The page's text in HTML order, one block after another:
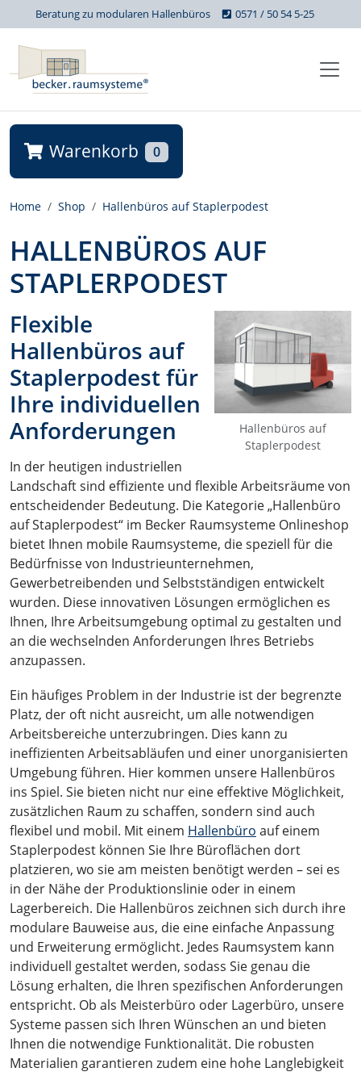
Beratung zu modularen Hallenbüros 0571 / 50 54 5-25
Warenkorb 0
Home Shop Hallenbüros auf Staplerpodest
HALLENBÜROS AUF
STAPLERPODEST
Hallenbüros auf
Staplerpodest
Flexible
Hallenbüros auf
Staplerpodest für
Ihre individuellen
Anforderungen
In der heutigen industriellen
Landschaft sind effiziente und flexible Arbeitsräume von
entscheidender Bedeutung. Die Kategorie „Hallenbüro
auf Staplerpodest“ im Becker Raumsysteme Onlineshop
bietet Ihnen mobile Raumsysteme, die speziell für die
Bedürfnisse von Industrieunternehmen,
Gewerbetreibenden und Selbstständigen entwickelt
wurden. Diese innovativen Lösungen ermöglichen es
Ihnen, Ihre Arbeitsumgebung optimal zu gestalten und
an die wechselnden Anforderungen Ihres Betriebs
anzupassen.
Ein häufiges Problem in der Industrie ist der begrenzte
Platz, der oft nicht ausreicht, um alle notwendigen
Arbeitsbereiche unterzubringen. Dies kann zu
ineffizienten Arbeitsabläufen und einer unorganisierten
Umgebung führen. Hier kommen unsere Hallenbüros
ins Spiel. Sie bieten nicht nur eine effektive Möglichkeit,
zusätzlichen Raum zu schaffen, sondern sind auch
flexibel und mobil. Mit einem Hallenbüro auf einem
Staplerpodest können Sie Ihre Büroflächen dort
platzieren, wo sie am meisten benötigt werden – sei es
in der Nähe der Produktionslinie oder in einem
Lagerbereich. Die Hallenbüros zeichnen sich durch ihre
modulare Bauweise aus, die eine einfache Anpassung
und Erweiterung ermöglicht. Jedes Raumsystem kann
individuell gestaltet werden, sodass Sie genau die
Lösung erhalten, die Ihren spezifischen Anforderungen
entspricht. Ob als Meisterbüro oder Lagerbüro, unsere
Systeme passen sich Ihren Wünschen an und bieten
Ihnen die notwendige Funktionalität. Die robusten
Materialien garantieren zudem eine hohe Langlebigkeit